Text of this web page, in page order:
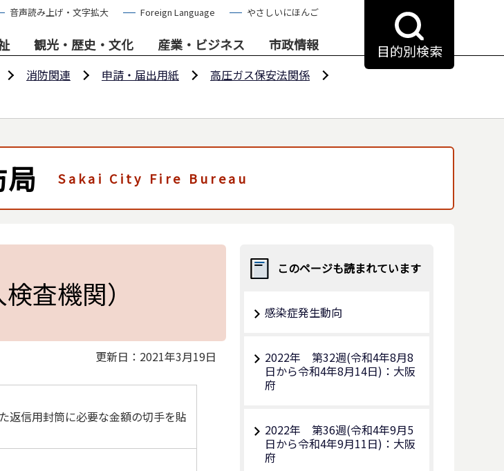
音声読み上げ・文字拡大 Foreign Language やさしいにほんご
観光・歴史・文化 産業・ビジネス 市政情報 目的別検索
消防関連 申請・届出用紙
高圧ガス保安法関係
Sakai City Fire Bureau
査機関）
更新日：2021年3月19日
返信用封筒に必要な金額の切手を貼
このページも読まれています
感染症発生動向
2022年 第32週(令和4年8月8
日から令和4年8月14日)：大阪
府
2022年 第36週(令和4年9月5
日から令和4年9月11日)：大阪
府